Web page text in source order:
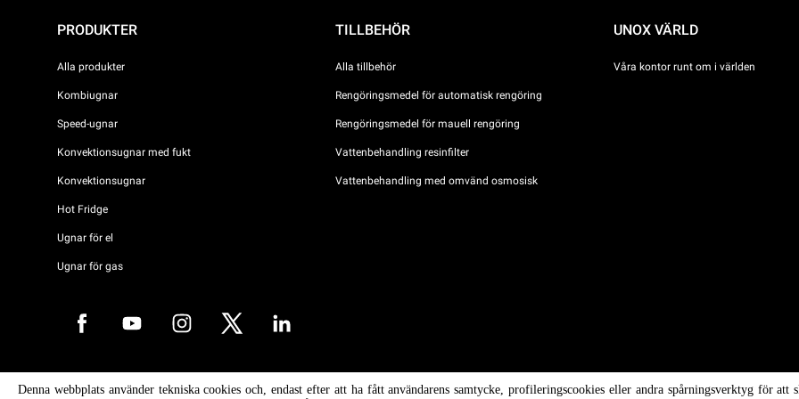
PRODUKTER
Alla produkter
Kombiugnar
Speed-ugnar
Konvektionsugnar med fukt
Konvektionsugnar
Hot Fridge
Ugnar för el
Ugnar för gas
TILLBEHÖR
Alla tillbehör
Rengöringsmedel för automatisk rengöring
Rengöringsmedel för mauell rengöring
Vattenbehandling resinfilter
Vattenbehandling med omvänd osmosisk
UNOX VÄRLD
Våra kontor runt om i världen
Copyright 2026 UNOX S.p.A. Alla rättigheter förbehållna. Reg. Imp. Padova n °
04230750285 - REA Padova 372835 - Cap. Soc. 5.000.000 € iv - P.IVA / CF
Denna webbplats använder tekniska cookies och, endast efter att ha fått användarens samtycke, profileringscookies eller andra spårningsverktyg för